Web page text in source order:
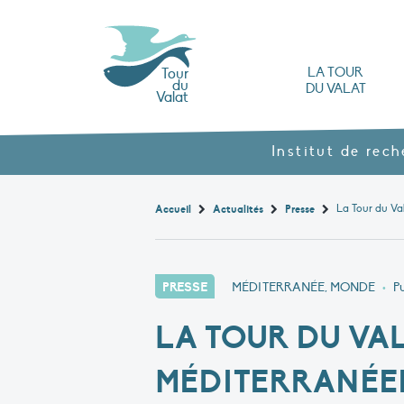
Tour
du
Valat
LA TOUR
DU VALAT
Institut de
Accueil Actualités Presse
PRESSE MÉDITERRANÉE, MONDE •
LA TOUR DU